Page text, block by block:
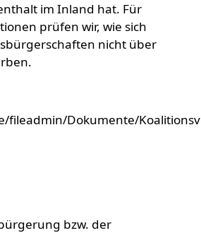
im Inland hat. Für
prüfen wir, wie sich
nicht über
fileadmin/Dokumente/
bzw. der